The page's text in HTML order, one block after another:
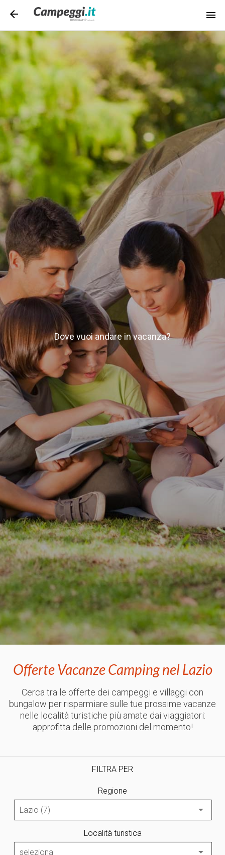
Dove vuoi andare in vacanza?
Offerte Vacanze Camping nel Lazio
Cerca tra le offerte dei campeggi e villaggi con
bungalow per risparmiare sulle tue prossime vacanze
nelle località turistiche più amate dai viaggiatori:
approfitta delle promozioni del momento!
FILTRA PER
Regione
Località turistica